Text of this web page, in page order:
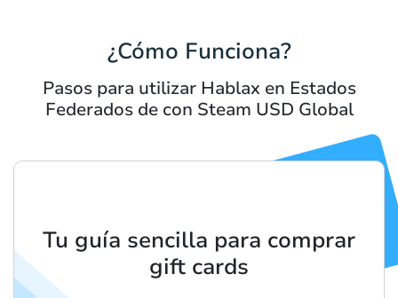
¿Cómo Funciona?
Pasos para utilizar Hablax en Estados
Federados de con Steam USD Global
Tu guía sencilla para comprar
gift cards